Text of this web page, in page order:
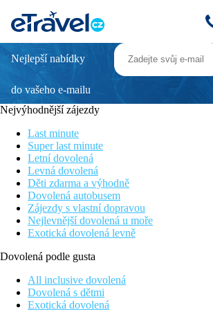
APARTMÁNY 3298-1572
Popis
NULL
Znalost jazyků
německy
italsky
chorvatsky
Objekt je vybaven internetovým připojením
Yes
Vzdálenost od centra
6500 m
Vzdálenost od moře
1000 m
Vzdálenost od pláže
Nejlepší nabídky
do vašeho e-mailu
Nejvýhodnější zájezdy
Last minute
Super last minute
Letní dovolená
Levná dovolená
Děti zdarma a výhodně
Dovolená autobusem
Zájezdy s vlastní dopravou
Nejlevnější dovolená u moře
Exotická dovolená levně
Dovolená podle gusta
All inclusive dovolená
Dovolená s dětmi
Exotická dovolená